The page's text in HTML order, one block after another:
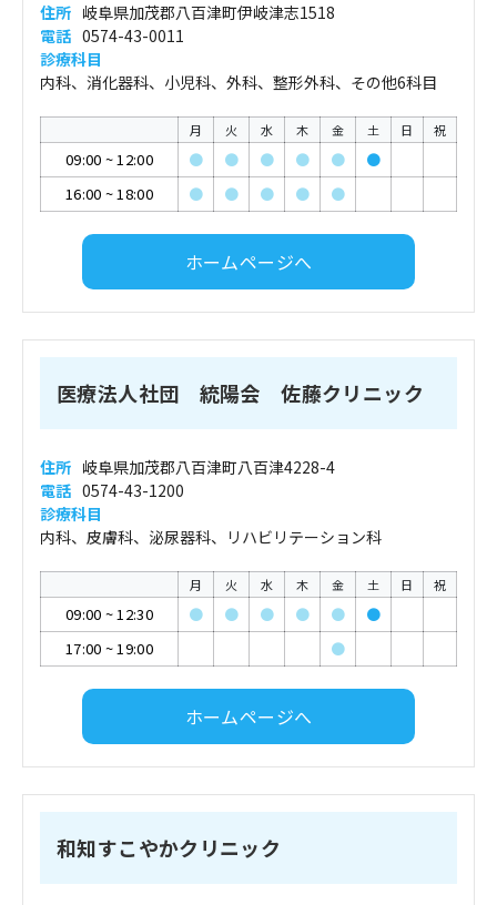
住所 岐阜県加茂郡八百津町伊岐津志1518
電話 0574-43-0011
診療科目
内科、消化器科、小児科、外科、整形外科、その他6科目
月 火 水 木 金 土 日 祝
09:00 ~12:00 ● ● ● ● ●
●
16:00 ~18:00 ● ● ● ● ●
ホームページへ
医療法人社団 統陽会 佐藤クリニック
住所 岐阜県加茂郡八百津町八百津4228-4
電話 0574-43-1200
診療科目
内科、皮膚科、泌尿器科、リハビリテーション科
月 火 水 木 金 土 日 祝
09:00 ~12:30 ● ● ● ● ●
●
17:00 ~19:00 ●
ホームページへ
和知すこやかクリニック